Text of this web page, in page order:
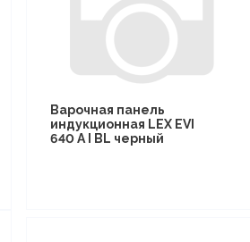
Варочная панель
индукционная LEX EVI
640 A I BL черный